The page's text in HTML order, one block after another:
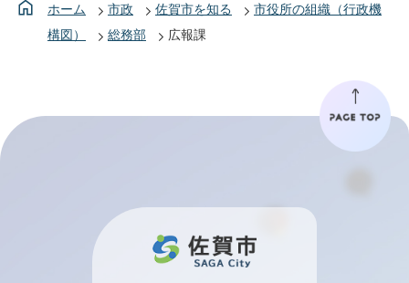
ホーム 市政 佐賀市を知る
市役所の組織（行政機
構図）
総務部 広報課